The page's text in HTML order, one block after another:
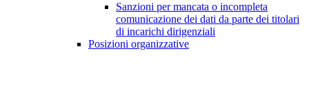
Sanzioni per mancata o incompleta
comunicazione dei dati da parte dei titolari
di incarichi dirigenziali
Posizioni organizzative